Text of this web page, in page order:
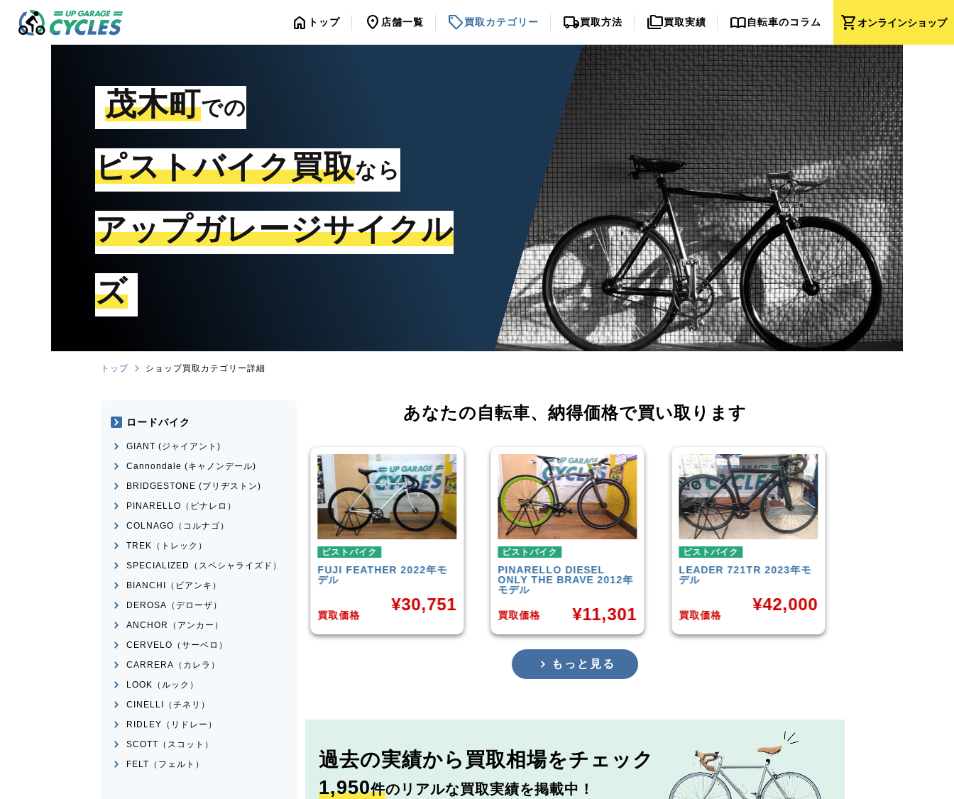
shopping_cartオンラインショップ
home トップ location_on 店舗一覧 sell買取カテゴリー local_shipping買取方法 folder_copy買取実績 import_contacts自転車のコラム
茂木町での
ピストバイク買取なら
アップガレージサイクル
ズ
トップ ショップ買取カテゴリー詳細
あなたの自転車、 納得価格で買い取ります
25,520
ピストバイク
FUJI FEATHER 2022年モ
デル
ピストバイク
PINARELLODIESEL
ONLY THE BRAVE 2012年
¥11,301
ピストバイク
LEADER721TR 2023年モ
デル
買取価格
¥42,000
ピストバイク
FUJITRACK 1.1 2014年モ
¥33,000
もっと見る
過去の実績から 買取相場をチェック
1,950件のリアルな買取実績を掲載中！
ロードバイク
GIANT (ジャイアント)
Cannondale (キャノンデール)
BRIDGESTONE (ブリヂストン)
PINARELLO（ピナレロ）
COLNAGO（コルナゴ）
TREK（トレック）
SPECIALIZED（スペシャライズド）
BIANCHI（ビアンキ）
DEROSA（デローザ）
ANCHOR（アンカー）
CERVELO（サーベロ）
CARRERA（カレラ）
LOOK（ルック）
CINELLI（チネリ）
RIDLEY（リドレー）
SCOTT（スコット）
FELT（フェルト）